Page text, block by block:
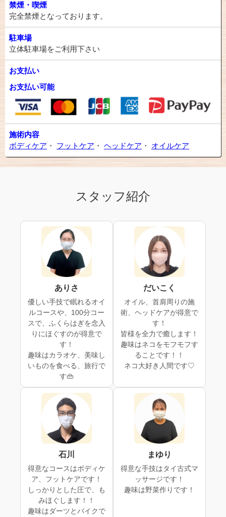
禁煙・喫煙
完全禁煙となっております。
駐車場
立体駐車場をご利用下さい
お支払い
お支払い可能
施術内容
ボディケア ・ フットケア ・ ヘッドケア ・ オイルケア
スタッフ紹介
ありさ
優しい手技で眠れるオイ
ルコースや、100分コー
スで、ふくらはぎを念入
りにほぐすのが得意で
す！
趣味はカラオケ、美味し
いものを食べる、旅行で
す👜
だいこく
オイル、首肩周りの施
術、ヘッドケアが得意で
す！
皆様を全力で癒します！
趣味はネコをモフモフす
ることです！！
ネコ大好き人間です♡
石川
得意なコースはボディケ
ア、フットケアです！
しっかりとした圧で、も
みほぐします！！
趣味はダーツとバイクで
まゆり
得意な手技はタイ古式マ
ッサージです！
趣味は野菜作りです！